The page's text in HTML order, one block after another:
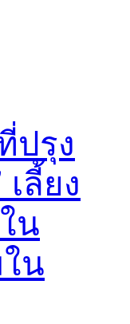
ปรุง
ลี้ยง
น
น